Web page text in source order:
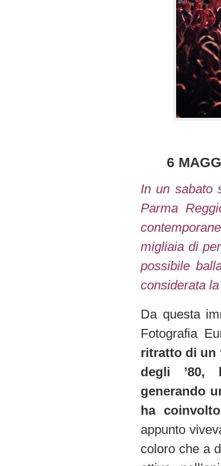
6
In un sabato
Parma
migliaia di
possibile
considerata
Da questa
Fotografia
ritratto di un
degli ’80,
generando
ha
appunto
coloro che a